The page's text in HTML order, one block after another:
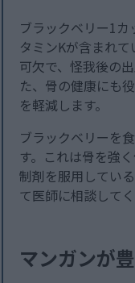
ブラックベリー1
タミンKが含まれ
可欠で、怪我後の
た、骨の健康にも
を軽減します。
ブラックベリーを
す。これは骨を強
制剤を服用してい
て医師に相談してく
マンガンが